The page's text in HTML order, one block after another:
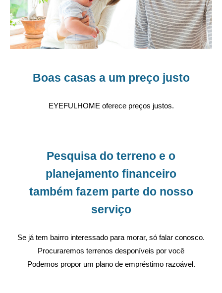
Boas casas a um preço justo
EYEFULHOME oferece preços justos.
Pesquisa do terreno e o
planejamento financeiro
também fazem parte do nosso
serviço
Se já tem bairro interessado para morar, só falar conosco.
Procuraremos terrenos desponíveis por você
Podemos propor um plano de empréstimo razoável.